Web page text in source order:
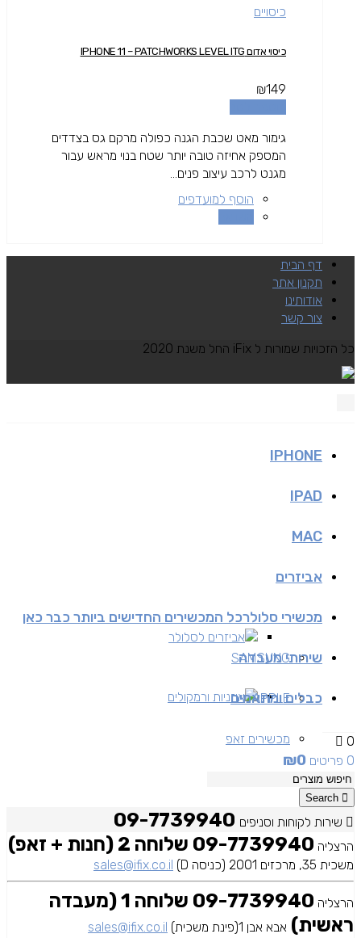
כיסויים
כיסוי אדום IPHONE 11 – PATCHWORKS LEVEL ITG
₪149
גימור מאט שכבת הגנה כפולה מרקם גס בצדדים
המספק אחיזה טובה יותר שטח בנוי מראש עבור
מגנט לרכב עיצוב פנים...
הוסף למועדפים
דף הבית
תקנון אתר
אודותינו
צור קשר
כל הזכויות שמורות ל iFix החל משנת 2020
IPHONE
IPAD
MAC
אביזרים
אביזרים לסלולר
אוזניות ורמקולים
מכשירי סלולרכל המכשירים החדישים ביותר כבר כאן
SAMSUNG
APPLE
מכשירים זאפ
שירותי מעבדה
כבלים ומתאמים
0
0 פריטים
₪0
Search
שירות לקוחות וסניפים
הרצליה 09-7739940 שלוחה 2 (חנות + זאפ)
משכית 35, מרכזים 2001 (כניסה D) sales@ifix.co.il
הרצליה
09-7739940 שלוחה 1 (מעבדה
ראשית) אבא אבן 1(פינת משכית) sales@ifix.co.il